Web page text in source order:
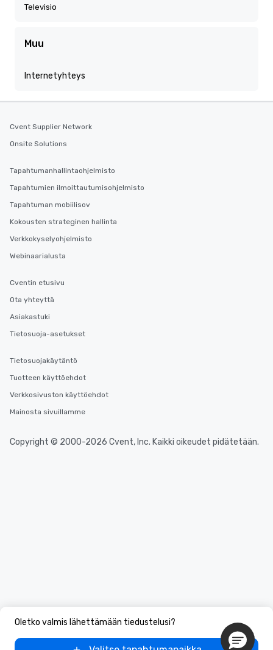
Televisio
Muu
Internetyhteys
Oletko valmis lähettämään tiedustelusi?
Cvent Supplier Network
Onsite Solutions
Tapahtumanhallintaohjelmisto
Tapahtumien ilmoittautumisohjelmisto
Tapahtuman mobiilisov
Kokousten strateginen hallinta
Verkkokyselyohjelmisto
Webinaarialusta
Cventin etusivu
Ota yhteyttä
Asiakastuki
Tietosuoja-asetukset
Tietosuojakäytäntö
Tuotteen käyttöehdot
Verkkosivuston käyttöehdot
Mainosta sivuillamme
Copyright © 2000-2026 Cvent, Inc. Kaikki oikeudet pidätetään.